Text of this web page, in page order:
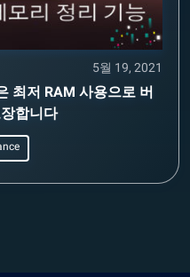
5월 19, 2021
최저 RAM 사용으로 버
합니다